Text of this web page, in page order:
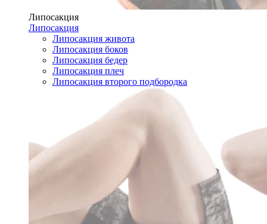
Липосакция
Липосакция
Липосакция живота
Липосакция боков
Липосакция бедер
Липосакция плеч
Липосакция второго подбородка